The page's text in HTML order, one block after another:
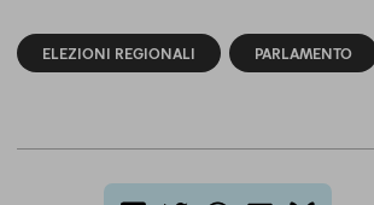
ELEZIONI REGIONALI PARLAMENTO